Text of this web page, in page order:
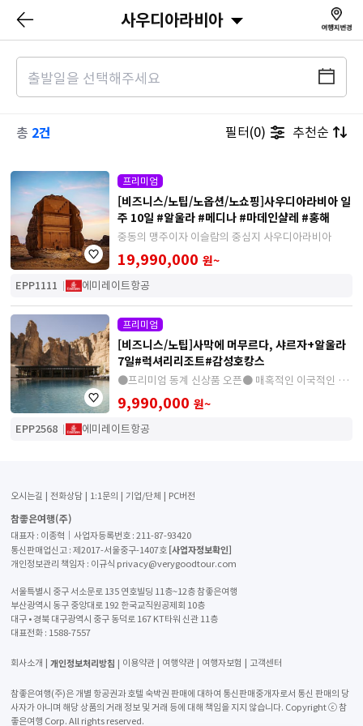
사우디아라비아
총 2건 추천순
필터(0)
프리미엄
[비즈니스/노팁/노옵션/노쇼핑]사우디아라비아 일
주 10일 #알울라 #메디나 #마데인샬레 #홍해
중동의 맹주이자 이슬람의 중심지 사우디아라비아
19,990,000 원~
EPP1111 에미레이트항공
프리미엄
[비즈니스/노팁]사막에 머무르다, 샤르자+알울라
7일#럭셔리리조트#감성호캉스
●프리미엄 동계 신상품 오픈● 매혹적인 이국적인 나
라에서, 럭셔리와 여유를 동시에 즐기는 완벽한 호캉스
여행
9,990,000 원~
EPP2568 에미레이트항공
오시는길 전화상담 1:1문의 기업/단체 PC버전
참좋은여행(주)
대표자 : 이종혁│사업자등록번호 : 211-87-93420
통신판매업신고 : 제2017-서울중구-1407호 [사업자정보확인]
개인정보관리 책임자 : 이규식 privacy@verygoodtour.com
서울특별시 중구 서소문로 135 연호빌딩 11층~12층 참좋은여행
부산광역시 동구 중앙대로 192 한국교직원공제회 10층
대구 • 경북 대구광역시 중구 동덕로 167 KT타워 신관 11층
대표전화 : 1588-7557
회사소개 개인정보처리방침 이용약관 여행약관 여행자보험 고객센터
참좋은여행(주)은 개별 항공권과 호텔 숙박권 판매에 대하여 통신판매중개자로서 통신 판매의 당
사자가 아니며 해당 상품의 거래 정보 및 거래 등에 대해 책임을 지지 않습니다. Copyright ⓒ 참
좋은여행 Corp. All rights reserved.